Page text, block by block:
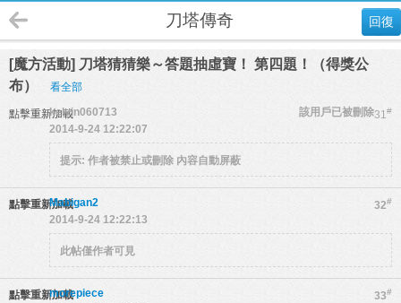
回復
刀塔傳奇
[魔方活動] 刀塔猜猜樂～答題抽虛寶！ 第四題！（得獎公
布）
看全部
點擊重新加載 31#
kelvin060713
該用戶已被刪除
2014-9-24 12:22:07
提示: 作者被禁止或刪除 內容自動屏蔽
點擊重新加載 32#
Mabigan2
2014-9-24 12:22:13
此帖僅作者可見
點擊重新加載 33#
morepiece